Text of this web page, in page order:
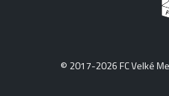
© 2017-2026 FC Velké